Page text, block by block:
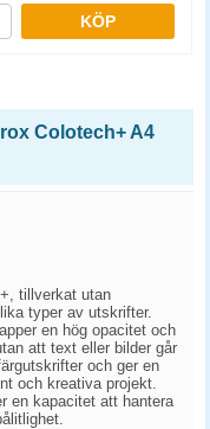
KÖP
Colotech+ A4
tillverkat utan
typer av utskrifter.
en hög opacitet och
att text eller bilder går
och ger en
och kreativa projekt.
en kapacitet att hantera